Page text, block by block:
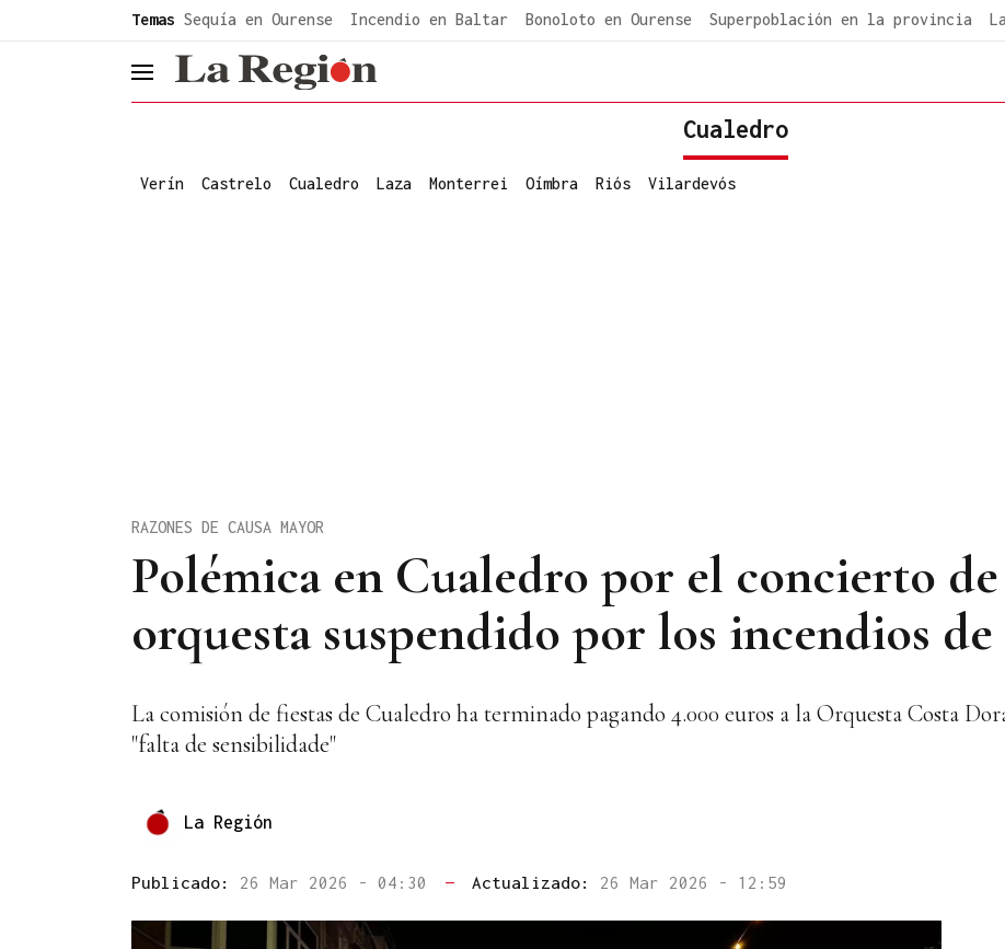
Temas Sequía en Ourense Incendio en Baltar Bonoloto en Ourense Superpoblación en la provincia
header.menu.open
Cualedro
Verín Castrelo Cualedro Laza Monterrei Oímbra Riós Vilardevós
Polémica en Cualedro por el concierto
orquesta suspendido por los incendios de
RAZONES DE CAUSA MAYOR
La comisión de fiestas de Cualedro ha terminado pagando 4.000 euros a la Orquesta Costa
"falta de sensibilidade"
La Región
Publicado: 26 Mar 2026 - 04:30 — Actualizado: 26 Mar 2026 - 12:59